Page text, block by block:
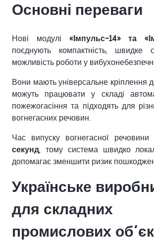
Основні переваги
Нові модулі «Імпульс-14» та
поєднують компактність, швидке
можливість роботи у
Вони мають універсальне кріплення
можуть працювати у складі
пожежогасіння та підходять для
вогнегасних речовин.
Час випуску вогнегасної
секунд, тому система швидко
допомагає зменшити ризик
Українське
для складних
промислових